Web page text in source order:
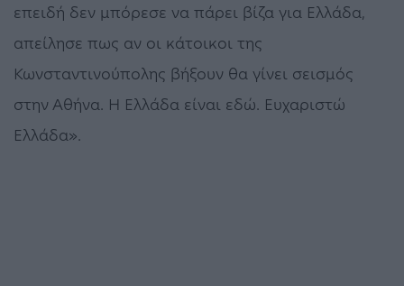
επειδή δεν μπόρεσε να πάρει βίζα για Ελλάδα,
απείλησε πως αν οι κάτοικοι της
Κωνσταντινούπολης βήξουν θα γίνει σεισμός
στην Αθήνα. Η Ελλάδα είναι εδώ. Ευχαριστώ
Ελλάδα».